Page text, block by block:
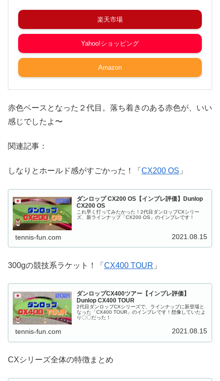
楽天市場
Yahoo!ショッピング
Amazon
赤色ベースとなった２代目。落ち着きのある赤色が、いい
感じでしたよ〜
関連記事：
しなりとホールド感がすごかった！「 CX200 OS 」
ダンロップ CX200 OS【インプレ評価】Dunlop
CX200 OS
これ早く打ってみたかった！2代目ダンロップCXシリー
ズ、新ラインナップ「CX200 OS」のインプレです！
tennis-fun.com 2021.08.15
300gの競技系ラケット！「 CX400 TOUR 」
ダンロップCX400ツアー【インプレ評価】
Dunlop CX400 TOUR
2代目ダンロップCXシリーズで、ラインナップに新登場と
なった「CX400 TOUR」のインプレです！想像していたよ
り〇〇だった！
tennis-fun.com 2021.08.15
CXシリーズ全体の特徴まとめ